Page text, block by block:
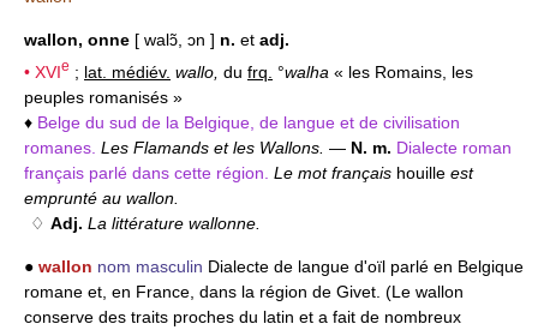
wallon, onne [ walɔ̃, ɔn ] n. et adj.
• XVIe ; lat. médiév. wallo, du frq. °walha « les Romains, les
peuples romanisés »
♦ Belge du sud de la Belgique, de langue et de civilisation
romanes. Les Flamands et les Wallons. — N. m. Dialecte roman
français parlé dans cette région. Le mot français houille est
emprunté au wallon.
♢ Adj. La littérature wallonne.
● wallon nom masculin Dialecte de langue d'oïl parlé en Belgique
romane et, en France, dans la région de Givet. (Le wallon
conserve des traits proches du latin et a fait de nombreux